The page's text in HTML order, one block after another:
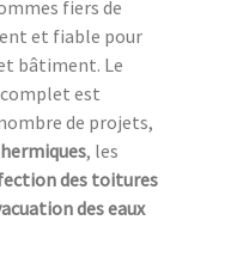
fiers de
et fiable pour
bâtiment. Le
est
de projets,
, les
des toitures
des eaux